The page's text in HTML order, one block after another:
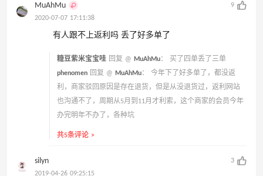
MuAhMu
9
2020-07-07 17:11:38
有人跟不上返利吗 丢了好多单了
糖豆紫米宝宝哇 回复 @ MuAhMu： 买了四单丢了三单
phenomen 回复 @ MuAhMu： 今年下了好多单了，都没返
利，商家驳回原因是存在退货，但是从没退货过，返利网站
也沟通不了，周期从5月到11月才利索，这个商家的会员今年
办完明年不办了，各种坑
共5条评论 >
silyn
3
2019-04-26 09:25:15